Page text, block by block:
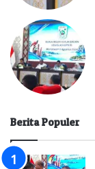
Berita Populer